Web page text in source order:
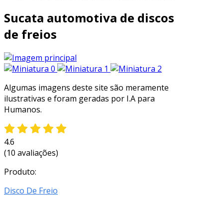
Sucata automotiva de discos
de freios
Algumas imagens deste site são meramente
ilustrativas e foram geradas por I.A para
Humanos.
4.6
(10 avaliações)
Produto:
Disco De Freio